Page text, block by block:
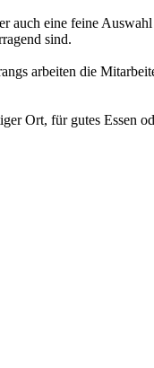
auch eine feine
sind.
arbeiten die
Ort, für gutes Essen